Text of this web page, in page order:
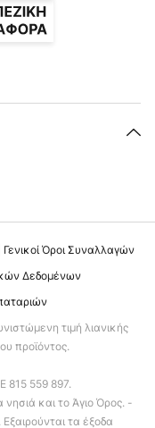
Γενικοί Όροι Συναλλαγών
Δεδομένων
τιμή λιανικής
προϊόντος.
815 559 897.
και το Άγιο Όρος. -
τα έξοδα